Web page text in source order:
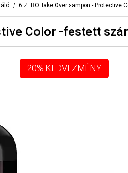
6.ZERO Take Over sampon - Protective
Color -festett
20% KEDVEZMÉNY